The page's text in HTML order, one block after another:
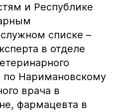
и Республике
списке –
в отделе
по Наримановскому
врача в
фармацевта в